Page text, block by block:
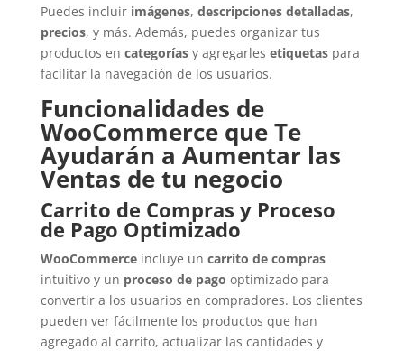
Puedes incluir imágenes, descripciones detalladas,
precios, y más. Además, puedes organizar tus
productos en categoríasy agregarles etiquetaspara
facilitar la navegación de los usuarios.
Funcionalidades de
WooCommerce que Te
Ayudarán a Aumentar las
Ventas de tu negocio
Carrito de Compras y Proceso
de Pago Optimizado
WooCommerceincluye un carrito de compras
intuitivo y un proceso de pago optimizado para
convertir a los usuarios en compradores. Los clientes
pueden ver fácilmente los productos que han
agregado al carrito, actualizar las cantidades y